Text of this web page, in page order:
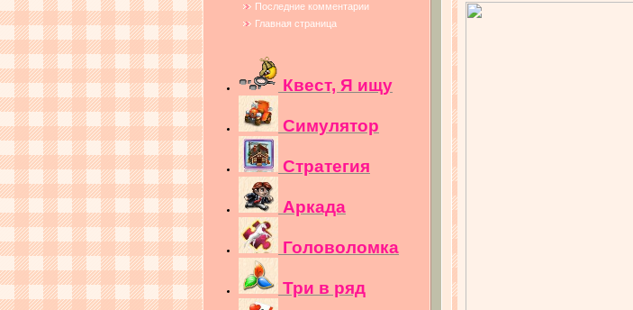
Последние комментарии
Главная страница
Квест, Я ищу
Симулятор
Стратегия
Аркада
Головоломка
Три в ряд